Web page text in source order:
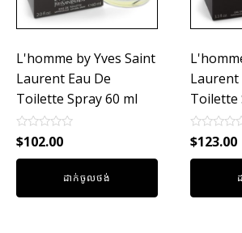
L'homme by Yves Saint
Laurent Eau De
Toilette Spray 60 ml
Rated
0
out
$102.00
ដាក់ចូលថង់
Laurent
Toilette
Rated
0
out
$123.00